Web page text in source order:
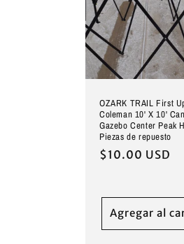
OZARK TRAIL First
Coleman 10' X 10'
Gazebo Center Peak
Piezas de repuesto
Precio
$10.00 USD
Agregar al